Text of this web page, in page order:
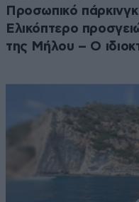
Προσωπικό
Ελικόπτερο
της Μήλου – Ο